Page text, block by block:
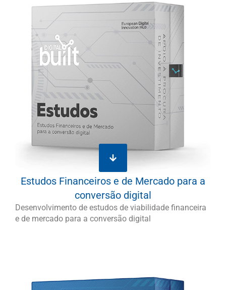
Estudos Financeiros e de Mercado para a
conversão digital
Desenvolvimento de estudos de viabilidade financeira
e de mercado para a conversão digital